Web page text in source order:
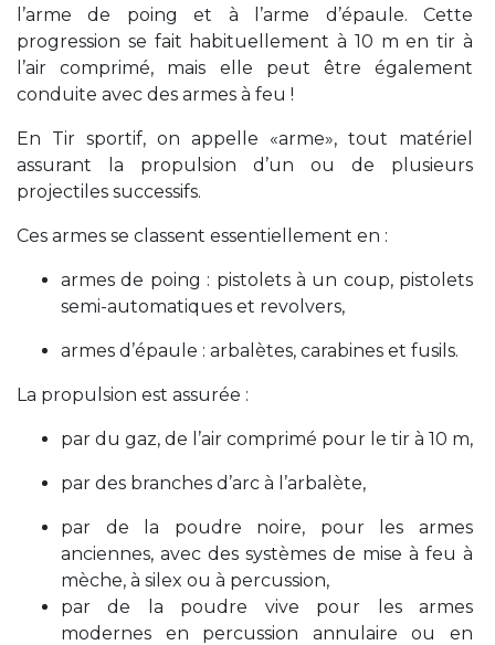
l’arme de poing et à l’arme d’épaule. Cette
progression se fait habituellement à 10 m en tir à
l’air comprimé, mais elle peut être également
conduite avec des armes à feu !
En Tir sportif, on appelle «arme», tout matériel
assurant la propulsion d’un ou de plusieurs
projectiles successifs.
Ces armes se classent essentiellement en :
armes de poing : pistolets à un coup, pistolets
semi-automatiques et revolvers,
armes d’épaule : arbalètes, carabines et fusils.
La propulsion est assurée :
par du gaz, de l’air comprimé pour le tir à 10 m,
par des branches d’arc à l’arbalète,
par de la poudre noire, pour les armes
anciennes, avec des systèmes de mise à feu à
mèche, à silex ou à percussion,
par de la poudre vive pour les armes
modernes en percussion annulaire ou en